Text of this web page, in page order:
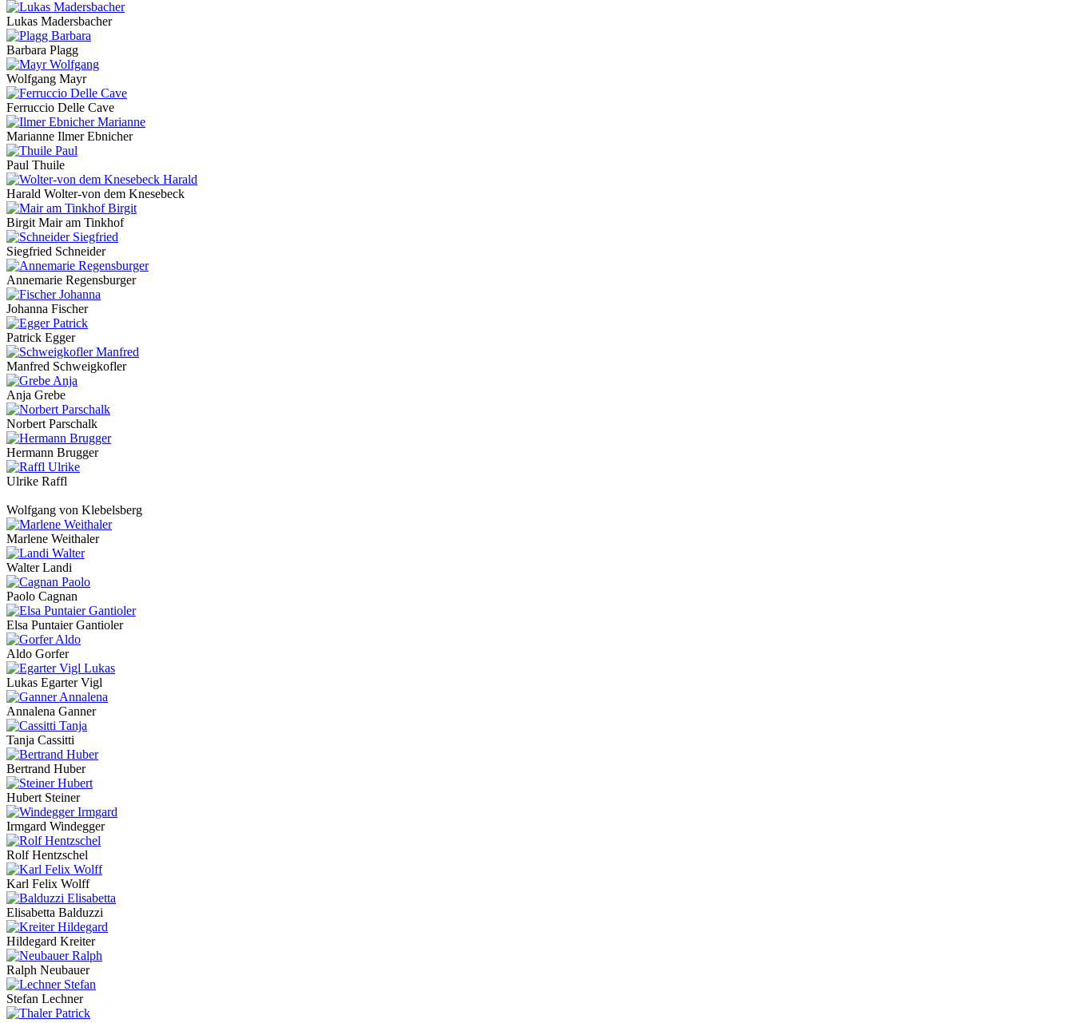
Lukas Madersbacher
Barbara Plagg
Wolfgang Mayr
Ferruccio Delle Cave
Marianne Ilmer Ebnicher
Paul Thuile
Harald Wolter-von dem Knesebeck
Birgit Mair am Tinkhof
Siegfried Schneider
Annemarie Regensburger
Johanna Fischer
Patrick Egger
Manfred Schweigkofler
Anja Grebe
Norbert Parschalk
Hermann Brugger
Ulrike Raffl
Wolfgang von Klebelsberg
Marlene Weithaler
Walter Landi
Paolo Cagnan
Elsa Puntaier Gantioler
Aldo Gorfer
Lukas Egarter Vigl
Annalena Ganner
Tanja Cassitti
Bertrand Huber
Hubert Steiner
Irmgard Windegger
Rolf Hentzschel
Karl Felix Wolff
Elisabetta Balduzzi
Hildegard Kreiter
Ralph Neubauer
Stefan Lechner